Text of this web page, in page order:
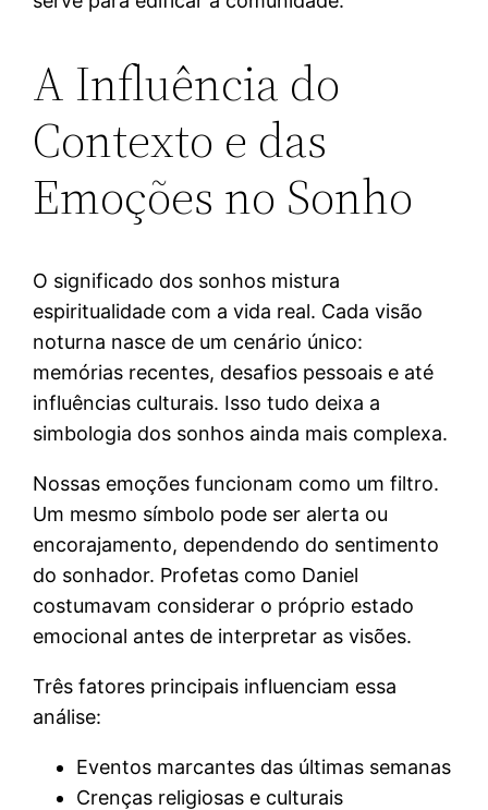
A Influência do
Contexto e das
Emoções no Sonho
O significado dos sonhos mistura
espiritualidade com a vida real. Cada visão
noturna nasce de um cenário único:
memórias recentes, desafios pessoais e até
influências culturais. Isso tudo deixa a
simbologia dos sonhos ainda mais complexa.
Nossas emoções funcionam como um filtro.
Um mesmo símbolo pode ser alerta ou
encorajamento, dependendo do sentimento
do sonhador. Profetas como Daniel
costumavam considerar o próprio estado
emocional antes de interpretar as visões.
Três fatores principais influenciam essa
análise:
Eventos marcantes das últimas semanas
Crenças religiosas e culturais